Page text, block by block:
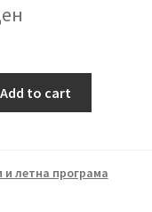
Add to cart
и летна програма